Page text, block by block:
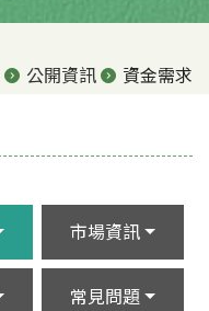
公開資訊 資金需求
市場資訊
常見問題